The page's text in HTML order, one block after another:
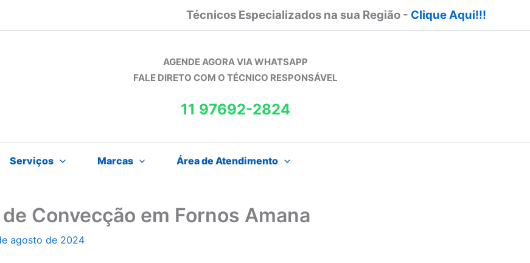
Técnicos Especializados na sua Região - Clique Aqui!!!
AGENDE AGORA VIA WHATSAPP
FALE DIRETO COM O TÉCNICO RESPONSÁVEL
11 97692-2824
Serviços Marcas Área de Atendimento
Convecção em Fornos Amana
agosto de 2024